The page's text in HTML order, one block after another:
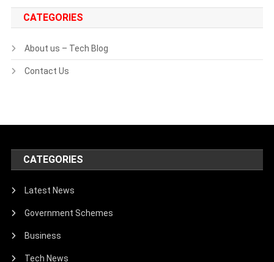
CATEGORIES
About us – Tech Blog
Contact Us
CATEGORIES
Latest News
Government Schemes
Business
Tech News